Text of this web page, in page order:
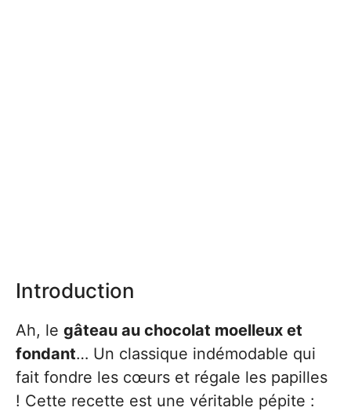
Introduction
Ah, le gâteau au chocolat moelleux et
fondant… Un classique indémodable qui
fait fondre les cœurs et régale les papilles
! Cette recette est une véritable pépite :